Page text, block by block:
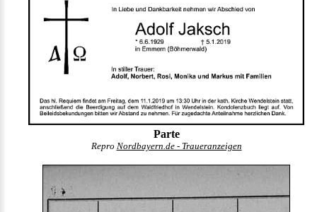
Parte
Repro Nordbayern.de - Traueranzeigen